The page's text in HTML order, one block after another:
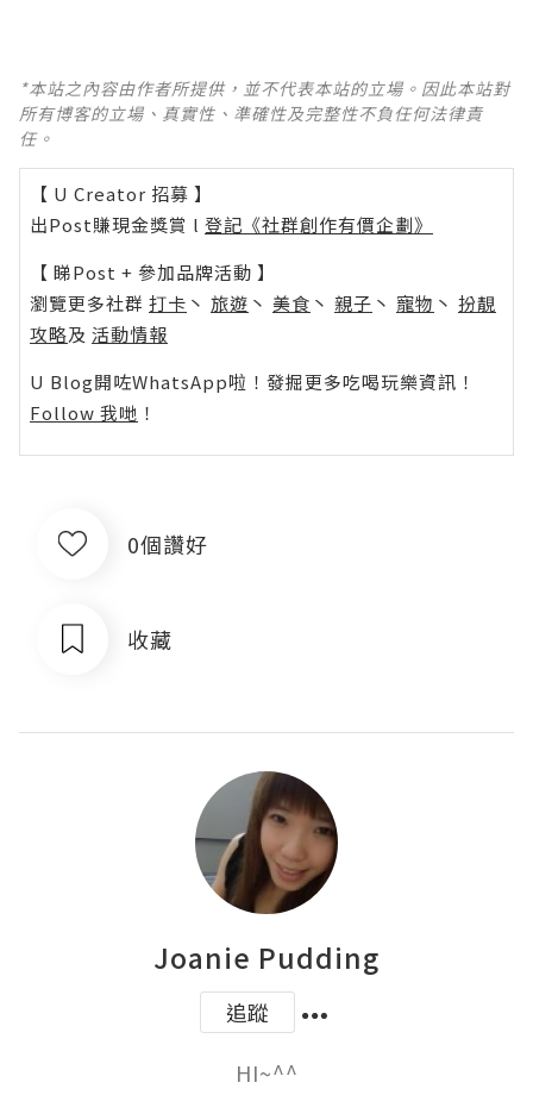
*本站之內容由作者所提供，並不代表本站的立場。因此本站對
所有博客的立場、真實性、準確性及完整性不負任何法律責
任。
【 U Creator 招募 】
出Post賺現金獎賞 l 登記《社群創作有價企劃》
【 睇Post + 參加品牌活動 】
瀏覽更多社群 打卡 丶 旅遊 丶 美食 丶 親子 丶 寵物 丶 扮靚
攻略及 活動情報
U Blog開咗WhatsApp啦！發掘更多吃喝玩樂資訊！
Follow 我哋 ！
0個讚好
收藏
Joanie Pudding
追蹤
HI~^^